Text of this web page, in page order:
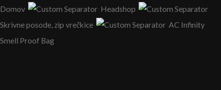
Domov
Headshop
Skrivne posode, zip vrečkice
AC Infinity
Smell Proof Bag